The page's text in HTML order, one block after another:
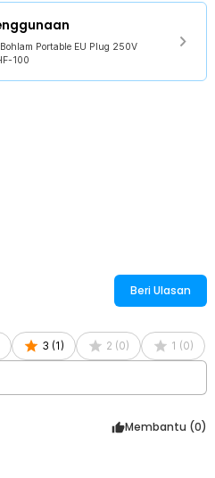
sehari-hari.
Portable EU Plug 250V 6A E27
Portable EU Plug 250V
100
Beri Ulasan
3 (1 ) 2 (0) 1 (0)
Membantu (0)